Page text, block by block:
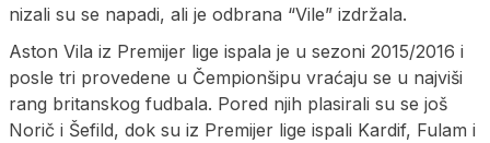
nizali su se napadi, ali je odbrana “Vile” izdržala.
Aston Vila iz Premijer lige ispala je u sezoni 2015/2016 i
posle tri provedene u Čempionšipu vraćaju se u najviši
rang britanskog fudbala. Pored njih plasirali su se još
Norič i Šefild, dok su iz Premijer lige ispali Kardif, Fulam i